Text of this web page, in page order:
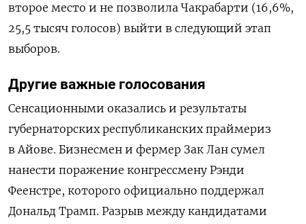
второе место и не позволила Чакрабарти (16,6%,
25,5 тысяч голосов) выйти в следующий этап
выборов.
Другие важные голосования
Сенсационными оказались и результаты
губернаторских республиканских праймериз
в Айове. Бизнесмен и фермер Зак Лан сумел
нанести поражение конгрессмену Рэнди
Феенстре, которого официально поддержал
Дональд Трамп. Разрыв между кандидатами